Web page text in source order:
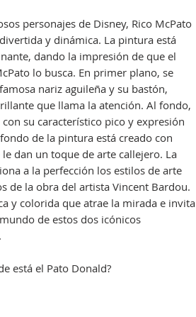
personajes de Disney, Rico McPato
y dinámica. La pintura está
dando la impresión de que el
lo busca. En primer plano, se
nariz aguileña y su bastón,
que llama la atención. Al fondo,
su característico pico y expresión
de la pintura está creado con
dan un toque de arte callejero. La
a la perfección los estilos de arte
de la obra del artista Vincent Bardou.
y colorida que atrae la mirada e invita
de estos dos icónicos
está el Pato Donald?